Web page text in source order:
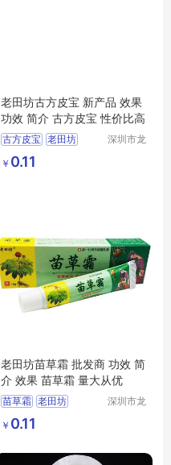
老田坊古方皮宝 新产品 效果
功效 简介 古方皮宝 性价比高
古方皮宝 老田坊
老田坊古方皮宝
深圳市龙
￥ 0.11
老田坊苗草霜 批发商 功效 简
介 效果 苗草霜 量大从优
苗草霜 老田坊
老田坊苗草霜
深圳市龙
￥ 0.11